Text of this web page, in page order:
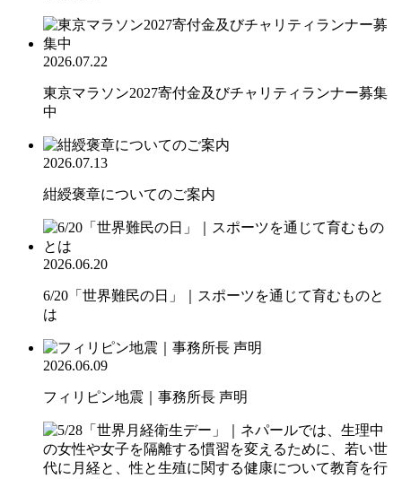
2026.07.22
東京マラソン2027寄付金及びチャリティランナー募集
中
2026.07.13
紺綬褒章についてのご案内
2026.06.20
6/20「世界難民の日」｜スポーツを通じて育むものと
は
2026.06.09
フィリピン地震｜事務所長 声明